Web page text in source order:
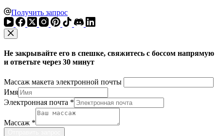
Получить запрос
Не закрывайте его в спешке, свяжитесь с боссом напрямую
и ответьте через 30 минут
Массаж макета электронной почты
Имя
Электронная почта *
Массаж *